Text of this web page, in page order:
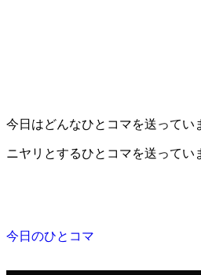
今日はどんなひとコマを送ってい
ニヤリとするひとコマを送ってい
今日のひとコマ